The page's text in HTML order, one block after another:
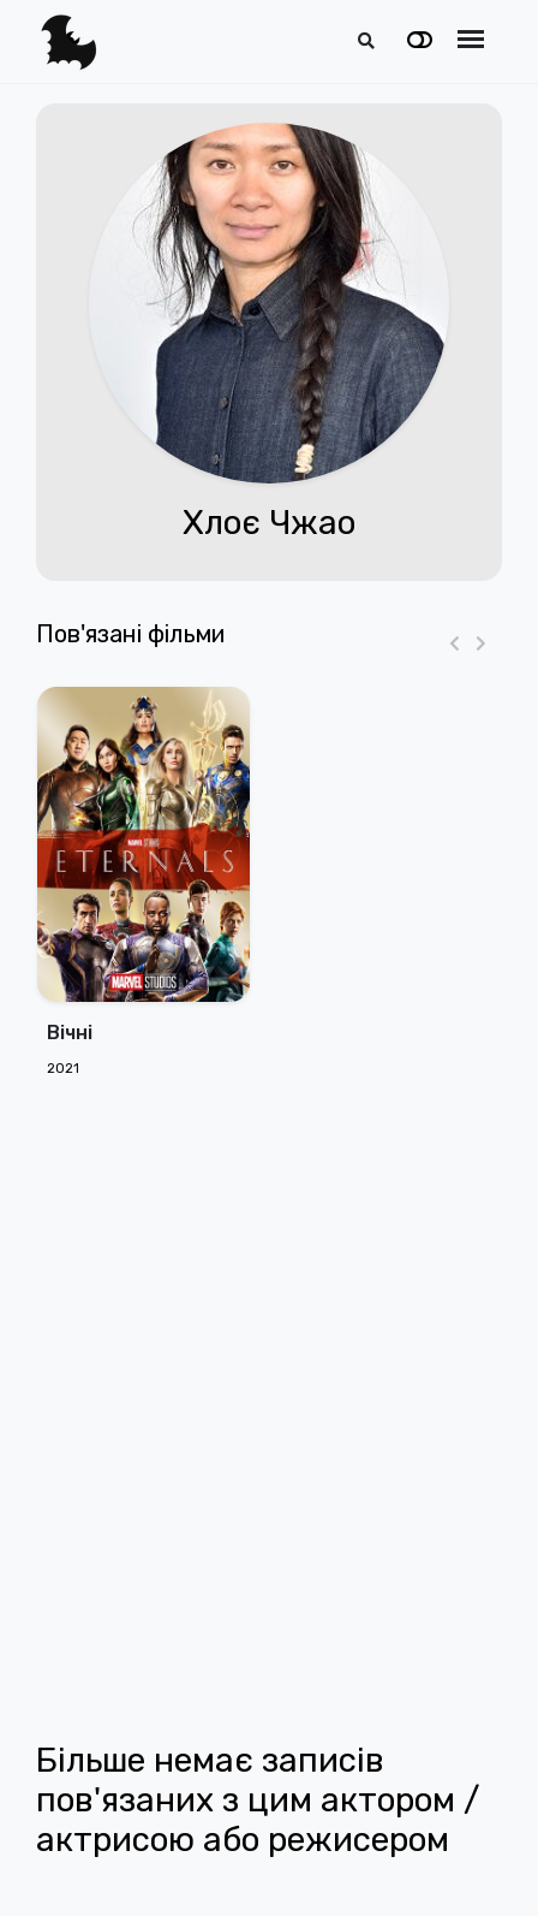
Хлоє Чжао
Пов'язані фільми
Вічні
2021
Більше немає записів
пов'язаних з цим актором /
актрисою або режисером